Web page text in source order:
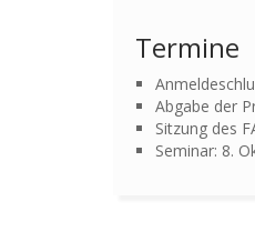
Termine
Abgabe der
Sitzung des
Seminar: 8.